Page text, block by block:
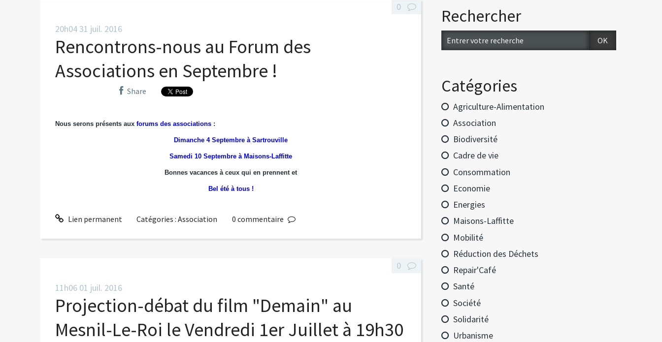
20h0431 juil. 2016
Rencontrons-nous au Forum des
Associations en Septembre !
Share
Nous serons présents aux forums des associations :
Dimanche 4 Septembre à Sartrouville
Samedi 10 Septembre à Maisons-Laffitte
Bonnes vacances à ceux qui en prennent et
Bel été à tous !
Lien permanent Catégories :Association
0
0 commentaire
11h06 01 juil. 2016
Projection-débat du film "Demain" au
Mesnil-Le-Roi le Vendredi 1er Juillet à 19h30
0
Rechercher
Catégories
Agriculture-Alimentation
Association
Biodiversité
Cadre de vie
Consommation
Economie
Energies
Maisons-Laffitte
Mobilité
Réduction des Déchets
Repair'Café
Santé
Société
Solidarité
Urbanisme